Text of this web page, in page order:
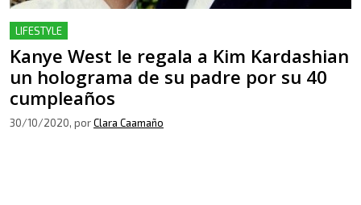
LIFESTYLE
Kanye West le regala a Kim Kardashian
un holograma de su padre por su 40
cumpleaños
30/10/2020, porClara Caamaño